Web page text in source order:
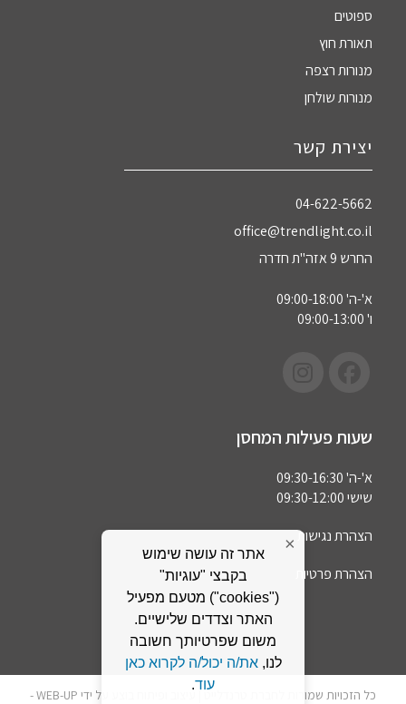
ספוטים
תאורת חוץ
מנורות רצפה
מנורות שולחן
יצירת קשר
04-622-5662‏
office@trendlight.co.il
החרש 9 אזה"ת חדרה
א'-ה' 09:00-18:00
ו' 09:00-13:00
שעות פעילות המחסן
א'-ה' 09:30-16:30
שישי 09:30-12:00
הצהרת נגישות
הצהרת פרטיות
כל הזכויות שמורות לחברת טרנדלייט | עיצוב ופיתוח בוצע על ידי WEB-UP -
×
אתר זה עושה שימוש
בקבצי "עוגיות"
("cookies") מטעם מפעיל
האתר וצדדים שלישיים.
משום שפרטיותך חשובה
לנו,את/ה יכול/ה לקרוא כאן
עוד.